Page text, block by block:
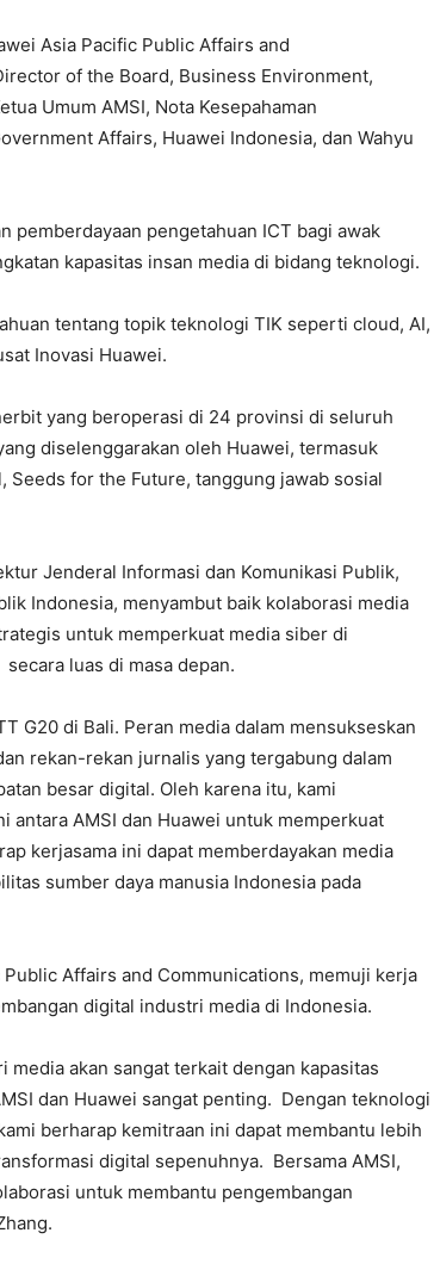
Asia Pacific Public Affairs and
of the Board, Business Environment,
Umum AMSI, Nota Kesepahaman
Affairs, Huawei Indonesia, dan Wahyu
pemberdayaan pengetahuan ICT bagi awak
kapasitas insan media di bidang teknologi.
tentang topik teknologi TIK seperti cloud, AI,
Inovasi Huawei.
yang beroperasi di 24 provinsi di seluruh
diselenggarakan oleh Huawei, termasuk
for the Future, tanggung jawab sosial
Jenderal Informasi dan Komunikasi Publik,
Indonesia, menyambut baik kolaborasi media
untuk memperkuat media siber di
luas di masa depan.
G20 di Bali. Peran media dalam mensukseskan
rekan-rekan jurnalis yang tergabung dalam
besar digital. Oleh karena itu, kami
antara AMSI dan Huawei untuk memperkuat
kerjasama ini dapat memberdayakan media
sumber daya manusia Indonesia pada
Affairs and Communications, memuji kerja
digital industri media di Indonesia.
akan sangat terkait dengan kapasitas
dan Huawei sangat penting. Dengan teknologi
berharap kemitraan ini dapat membantu lebih
digital sepenuhnya. Bersama AMSI,
untuk membantu pengembangan